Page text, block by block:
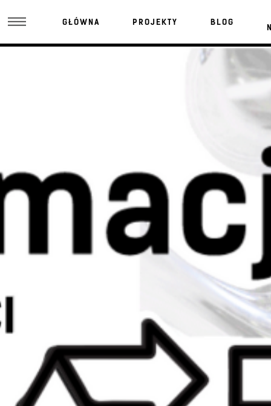
GŁÓWNA PROJEKTY BLOG